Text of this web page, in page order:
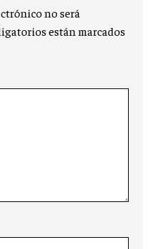
no será
están marcados